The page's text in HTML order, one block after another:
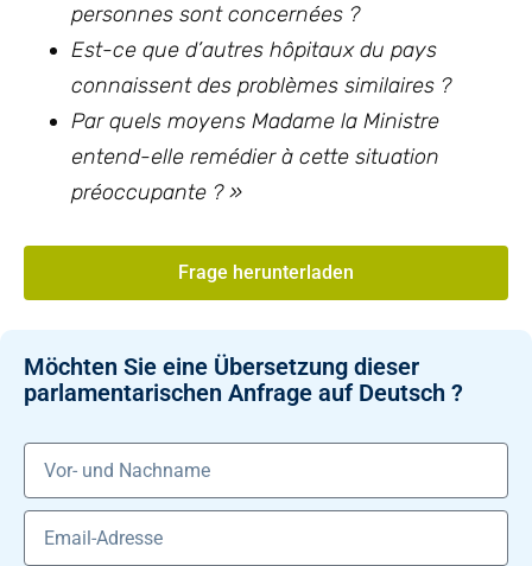
personnes sont concernées ?
Est-ce que d’autres hôpitaux du pays
connaissent des problèmes similaires ?
Par quels moyens Madame la Ministre
entend-elle remédier à cette situation
préoccupante ? »
Frage herunterladen
Möchten Sie eine Übersetzung dieser
parlamentarischen Anfrage auf Deutsch ?